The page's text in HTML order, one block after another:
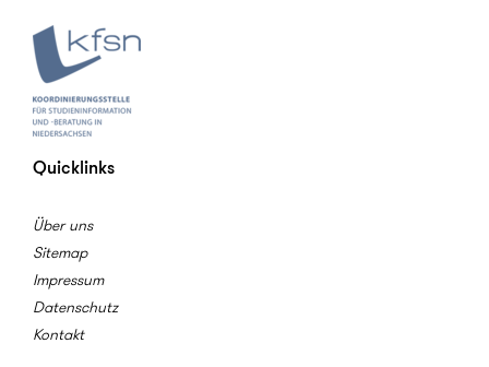
Quicklinks
Über uns
Sitemap
Impressum
Datenschutz
Kontakt